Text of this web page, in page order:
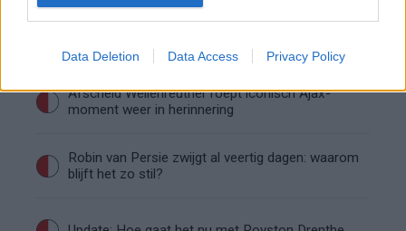
Data Deletion Data Access Privacy Policy
wereldkampioen worden
Afscheid Wellenreuther roept iconisch Ajax-
moment weer in herinnering
Robin van Persie zwijgt al veertig dagen: waarom
blijft het zo stil?